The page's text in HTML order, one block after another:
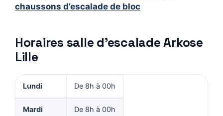
chaussons d’escalade de bloc
Horaires salle d’escalade Arkose
Lille
Lundi De 8h à 00h
Mardi De 8h à 00h